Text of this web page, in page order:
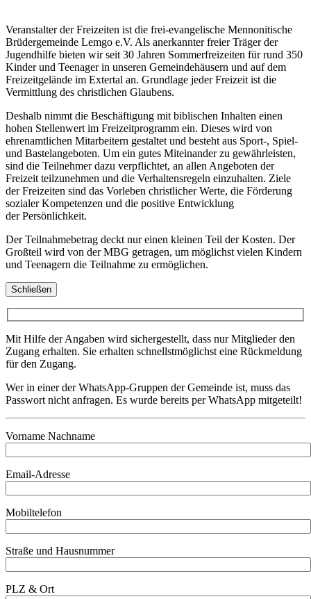
Veranstalter der Freizeiten ist die frei-evangelische Mennonitische
Brüdergemeinde Lemgo e.V. Als anerkannter freier Träger der
Jugendhilfe bieten wir seit 30 Jahren Sommerfreizeiten für rund 350
Kinder und Teenager in unseren Gemeindehäusern und auf dem
Freizeitgelände im Extertal an. Grundlage jeder Freizeit ist die
Vermittlung des christlichen Glaubens.
Deshalb nimmt die Beschäftigung mit biblischen Inhalten einen
hohen Stellenwert im Freizeitprogramm ein. Dieses wird von
ehrenamtlichen Mitarbeitern gestaltet und besteht aus Sport-, Spiel-
und Bastelangeboten. Um ein gutes Miteinander zu gewährleisten,
sind die Teilnehmer dazu verpflichtet, an allen Angeboten der
Freizeit teilzunehmen und die Verhaltensregeln einzuhalten. Ziele
der Freizeiten sind das Vorleben christlicher Werte, die Förderung
sozialer Kompetenzen und die positive Entwicklung
der Persönlichkeit.
Der Teilnahmebetrag deckt nur einen kleinen Teil der Kosten. Der
Großteil wird von der MBG getragen, um möglichst vielen Kindern
und Teenagern die Teilnahme zu ermöglichen.
Schließen
Mit Hilfe der Angaben wird sichergestellt, dass nur Mitglieder den
Zugang erhalten. Sie erhalten schnellstmöglichst eine Rückmeldung
für den Zugang.
Wer in einer der WhatsApp-Gruppen der Gemeinde ist, muss das
Passwort nicht anfragen. Es wurde bereits per WhatsApp mitgeteilt!
Vorname Nachname
Email-Adresse
Mobiltelefon
Straße und Hausnummer
PLZ & Ort